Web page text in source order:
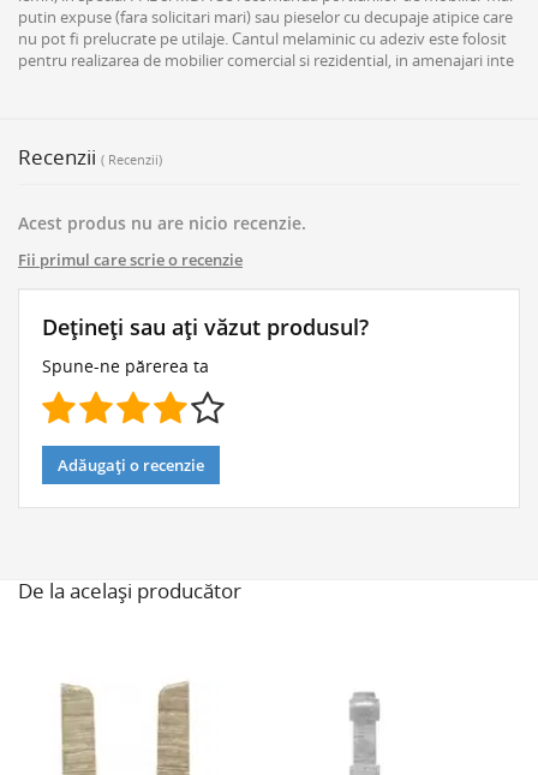
putin expuse (fara solicitari mari) sau pieselor cu decupaje atipice care
nu pot fi prelucrate pe utilaje. Cantul melaminic cu adeziv este folosit
pentru realizarea de mobilier comercial si rezidential, in amenajari inte
Recenzii ( Recenzii)
Acest produs nu are nicio recenzie.
Fii primul care scrie o recenzie
Dețineți sau ați văzut produsul?
Spune-ne părerea ta
Adăugați o recenzie
De la același producător